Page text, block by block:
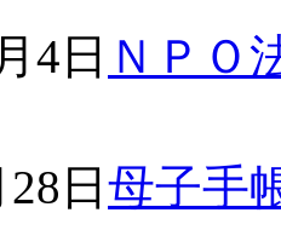
4日 ＮＰＯ
日 母子手